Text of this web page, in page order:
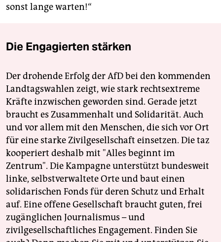
sonst lange warten!“
Die Engagierten stärken
Der drohende Erfolg der AfD bei den kommenden
Landtagswahlen zeigt, wie stark rechtsextreme
Kräfte inzwischen geworden sind. Gerade jetzt
braucht es Zusammenhalt und Solidarität. Auch
und vor allem mit den Menschen, die sich vor Ort
für eine starke Zivilgesellschaft einsetzen. Die taz
kooperiert deshalb mit "Alles beginnt im
Zentrum". Die Kampagne unterstützt bundesweit
linke, selbstverwaltete Orte und baut einen
solidarischen Fonds für deren Schutz und Erhalt
auf. Eine offene Gesellschaft braucht guten, frei
zugänglichen Journalismus – und
zivilgesellschaftliches Engagement. Finden Sie